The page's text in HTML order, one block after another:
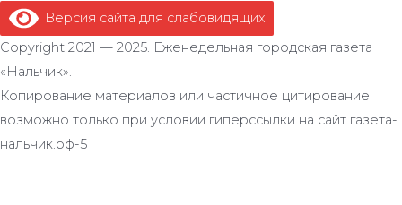
Версия сайта для слабовидящих
.
Copyright 2021 — 2025. Еженедельная городская газета
«Нальчик».
Копирование материалов или частичное цитирование
возможно только при условии гиперссылки на сайт газета-
нальчик.рф-5